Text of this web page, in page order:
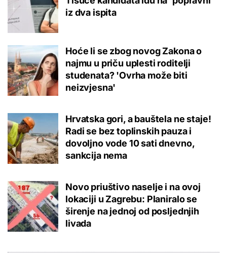
iz dva ispita
Hoće li se zbog novog Zakona o
najmu u priču uplesti roditelji
studenata? 'Ovrha može biti
neizvjesna'
Hrvatska gori, a bauštela ne staje!
Radi se bez toplinskih pauza i
dovoljno vode 10 sati dnevno,
sankcija nema
Novo priuštivo naselje i na ovoj
lokaciji u Zagrebu: Planiralo se
širenje na jednoj od posljednjih
livada